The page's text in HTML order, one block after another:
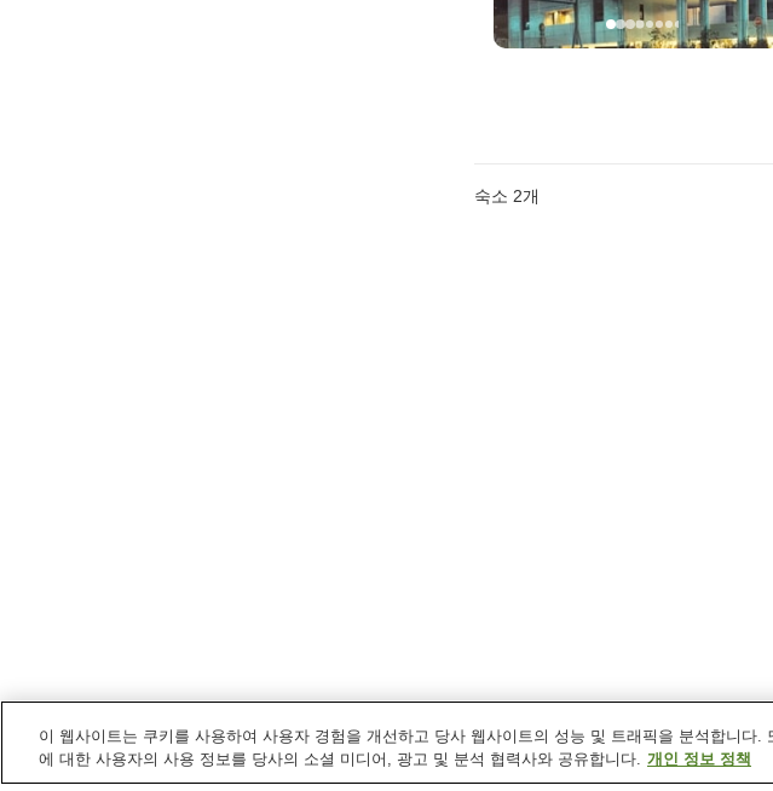
숙소 2개
이 웹사이트는 쿠키를 사용하여 사용자 경험을 개선하고 당사 웹사이트의 성능 및 트래픽을 분석합니다.
에 대한 사용자의 사용 정보를 당사의 소셜 미디어, 광고 및 분석 협력사와 공유합니다. 개인 정보 정책